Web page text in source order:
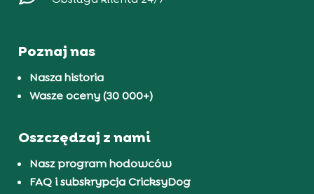
Poznaj nas
Nasza historia
Wasze oceny (30 000+)
Oszczędzaj z nami
Nasz program hodowców
FAQ i subskrypcja CricksyDog